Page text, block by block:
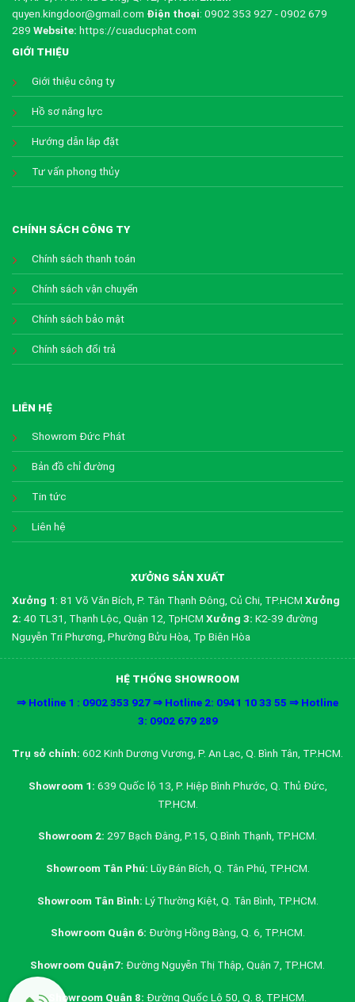
quyen.kingdoor@gmail.com Điện thoại: 0902 353 927 - 0902 679
289 Website: https://cuaducphat.com
GIỚI THIỆU
Giới thiệu công ty
Hồ sơ năng lực
Hướng dẫn lắp đặt
Tư vấn phong thủy
CHÍNH SÁCH CÔNG TY
Chính sách thanh toán
Chính sách vận chuyển
Chính sách bảo mật
Chính sách đổi trả
LIÊN HỆ
Showrom Đức Phát
Bản đồ chỉ đường
Tin tức
Liên hệ
XƯỞNG SẢN XUẤT
Xưởng 1: 81 Võ Văn Bích, P. Tân Thạnh Đông, Củ Chi, TP.HCM Xưởng
2: 40 TL31, Thạnh Lộc, Quận 12, TpHCM Xưởng 3: K2-39 đường
Nguyễn Tri Phương, Phường Bửu Hòa, Tp Biên Hòa
HỆ THỐNG SHOWROOM
⇒ Hotline 1 : 0902 353 927 ⇒ Hotline 2: 0941 10 33 55 ⇒ Hotline
3: 0902 679 289
Trụ sở chính: 602 Kinh Dương Vương, P. An Lạc, Q. Bình Tân, TP.HCM.
Showroom 1: 639 Quốc lộ 13, P. Hiệp Bình Phước, Q. Thủ Đức,
TP.HCM.
Showroom 2: 297 Bạch Đằng, P.15, Q.Bình Thạnh, TP.HCM.
Showroom Tân Phú: Lũy Bán Bích, Q. Tân Phú, TP.HCM.
Showroom Tân Bình: Lý Thường Kiệt, Q. Tân Bình, TP.HCM.
Showroom Quận 6: Đường Hồng Bàng, Q. 6, TP.HCM.
Showroom Quận7: Đường Nguyễn Thị Thập, Quận 7, TP.HCM.
Showroom Quận 8: Đường Quốc Lộ 50, Q. 8, TP.HCM.